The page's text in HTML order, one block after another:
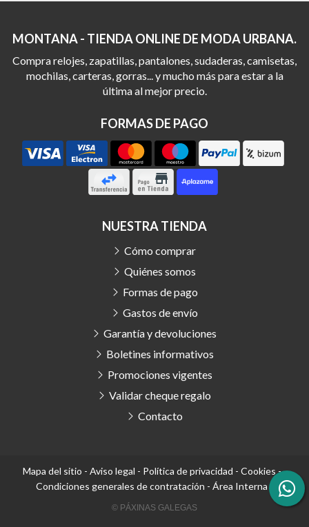
MONTANA - TIENDA ONLINE DE MODA URBANA.
Compra relojes, zapatillas, pantalones, sudaderas, camisetas,
mochilas, carteras, gorras... y mucho más para estar a la
última al mejor precio.
FORMAS DE PAGO
NUESTRA TIENDA
Cómo comprar
Quiénes somos
Formas de pago
Gastos de envío
Garantía y devoluciones
Boletines informativos
Promociones vigentes
Validar cheque regalo
Contacto
Mapa del sitio - Aviso legal - Política de privacidad - Cookies-
Condiciones generales de contratación - Área Interna
© PÁXINAS GALEGAS